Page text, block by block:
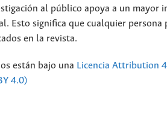
al público apoya a un mayor
Esto significa que cualquier persona
en la revista.
están bajo una Licencia Attribution
4.0)